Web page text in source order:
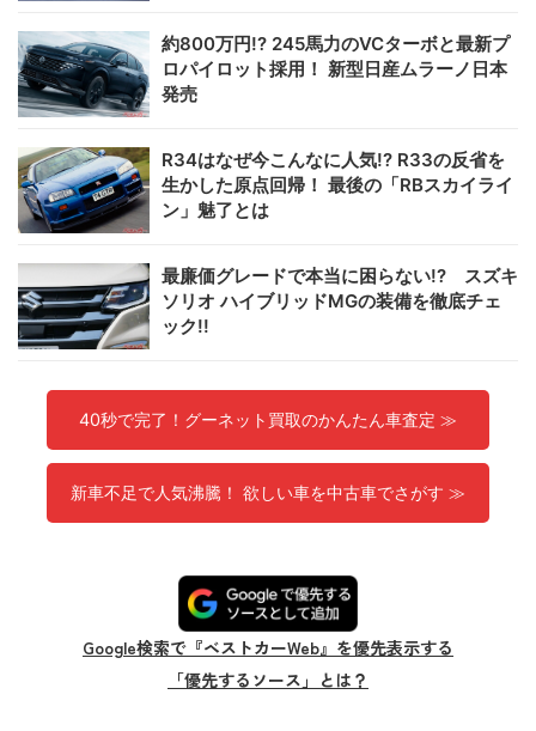
約800万円!? 245馬力のVCターボと最新プ
ロパイロット採用！ 新型日産ムラーノ日本
発売
R34はなぜ今こんなに人気!? R33の反省を
生かした原点回帰！ 最後の「RBスカイライ
ン」魅了とは
最廉価グレードで本当に困らない!? スズキ
ソリオ ハイブリッドMGの装備を徹底チェ
ック!!
40秒で完了！グーネット買取のかんたん車査定 ≫
新車不足で人気沸騰！ 欲しい車を中古車でさがす ≫
Google検索で『ベストカーWeb』を優先表示する
「優先するソース」とは？